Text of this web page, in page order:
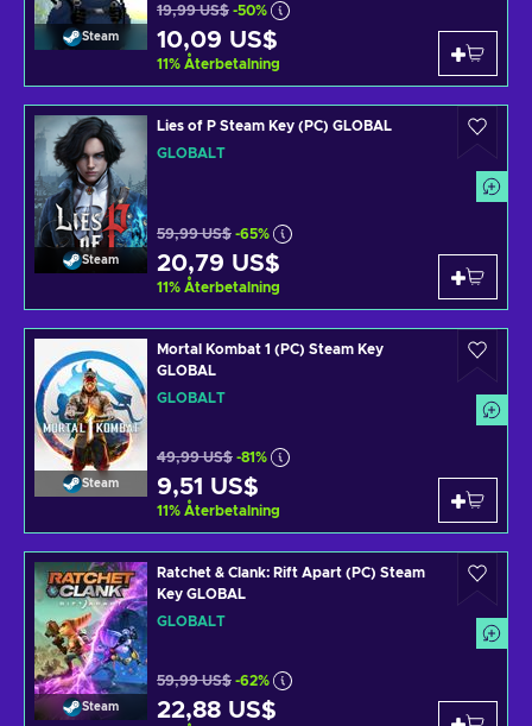
Steam
19,99 US$ -50%
10,09 US$
11% Återbetalning
Steam
Lies of P Steam Key (PC) GLOBAL
GLOBALT
59,99 US$ -65%
20,79 US$
11% Återbetalning
Steam
Mortal Kombat 1 (PC) Steam Key
GLOBAL
GLOBALT
49,99 US$ -81%
9,51 US$
11% Återbetalning
Steam
Ratchet & Clank: Rift Apart (PC) Steam
Key GLOBAL
GLOBALT
59,99 US$ -62%
22,88 US$